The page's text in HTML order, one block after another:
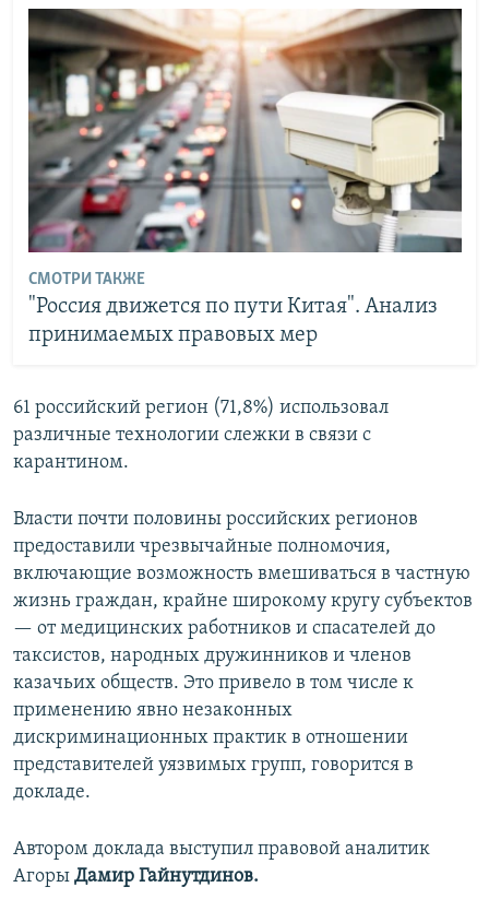
СМОТРИ ТАКЖЕ
"Россия движется по пути Китая". Анализ
принимаемых правовых мер
61 российский регион (71,8%) использовал
различные технологии слежки в связи с
карантином.
Власти почти половины российских регионов
предоставили чрезвычайные полномочия,
включающие возможность вмешиваться в частную
жизнь граждан, крайне широкому кругу субъектов
— от медицинских работников и спасателей до
таксистов, народных дружинников и членов
казачьих обществ. Это привело в том числе к
применению явно незаконных
дискриминационных практик в отношении
представителей уязвимых групп, говорится в
докладе.
Автором доклада выступил правовой аналитик
Агоры Дамир Гайнутдинов.